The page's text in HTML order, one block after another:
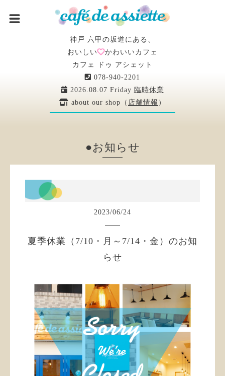
神戸 六甲の坂道にある、
おいしい
かわいいカフェ
カフェ ドゥ アシェット
078-940-2201
2026.08.07 Friday 臨時休業
about our shop（ 店舗情報 ）
●お知らせ
2023/06/24
夏季休業（7/10・月～7/14・金）のお知
らせ